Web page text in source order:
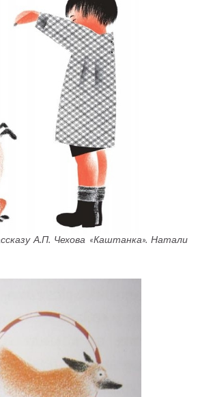
А.П. Чехова «Каштанка». Натали